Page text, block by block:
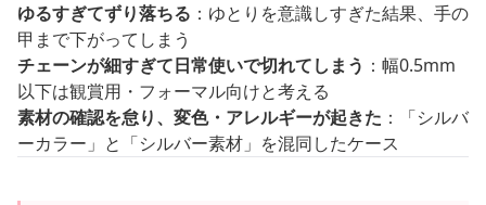
ゆるすぎてずり落ちる ：ゆとりを意識しすぎた結果、手の
甲まで下がってしまう
チェーンが細すぎて日常使いで切れてしまう ：幅0.5mm
以下は観賞用・フォーマル向けと考える
素材の確認を怠り、変色・アレルギーが起きた ：「シルバ
ーカラー」と「シルバー素材」を混同したケース